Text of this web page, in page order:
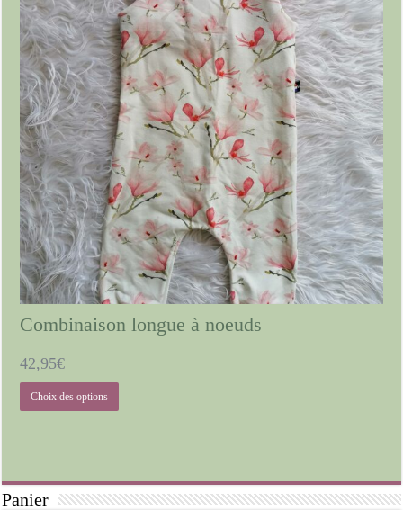
sur
la
page
du
produit
Combinaison longue à noeuds
42,95€
Choix des options
peuvent
être
Panier